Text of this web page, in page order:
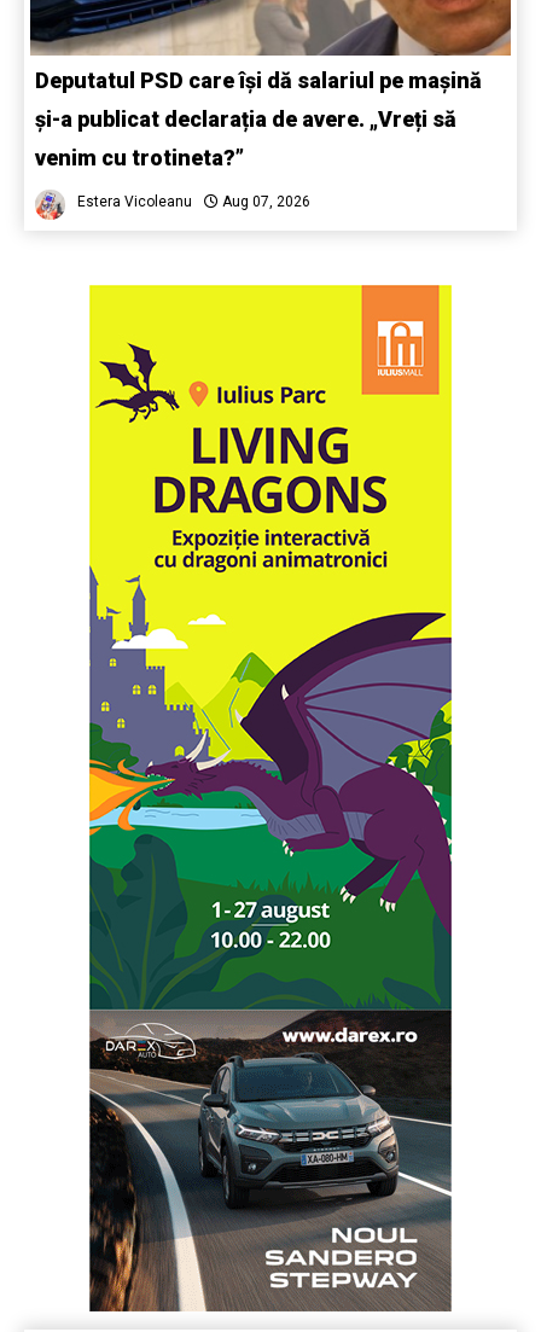
Deputatul PSD care își dă salariul pe mașină
și-a publicat declarația de avere. „Vreți să
venim cu trotineta?”
Estera Vicoleanu Aug 07, 2026